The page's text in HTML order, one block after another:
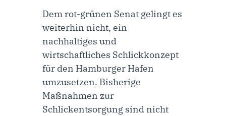
Dem rot-grünen Senat gelingt es
weiterhin nicht, ein
nachhaltiges und
wirtschaftliches Schlickkonzept
für den Hamburger Hafen
umzusetzen. Bisherige
Maßnahmen zur
Schlickentsorgung sind nicht